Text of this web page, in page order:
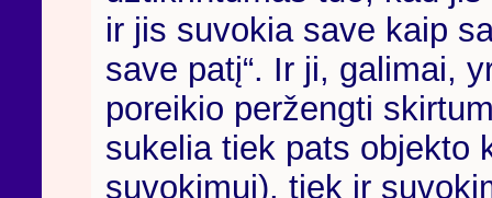
ir jis suvokia save kaip
save patį“. Ir ji, galimai,
poreikio peržengti
sukelia tiek pats objekto
suvokimui), tiek ir